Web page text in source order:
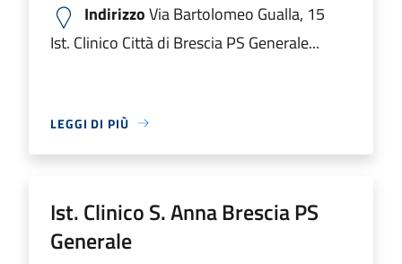
IndirizzoVia Bartolomeo Gualla, 15
Ist. Clinico Città di Brescia PS Generale...
LEGGI DI PIÙ
Ist. Clinico S. Anna Brescia PS
Generale